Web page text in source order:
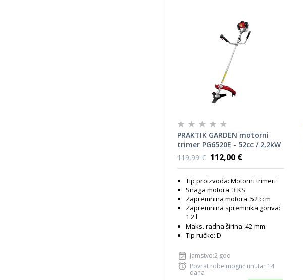
PRAKTIK GARDEN motorni
trimer PG6520E - 52cc / 2,2kW
119,99 € 112,00 €
Tip proizvoda: Motorni trimeri
Snaga motora: 3 KS
Zapremnina motora: 52 ccm
Zapremnina spremnika goriva:
1.2 l
Maks. radna širina: 42 mm
Tip ručke: D
Jamstvo:2 god
Povrat robe moguć unutar 14
dana